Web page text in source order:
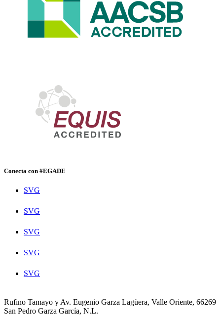
Conecta con #EGADE
SVG
SVG
SVG
SVG
SVG
Rufino Tamayo y Av. Eugenio Garza Lagüera, Valle Oriente, 66269
San Pedro Garza García, N.L.